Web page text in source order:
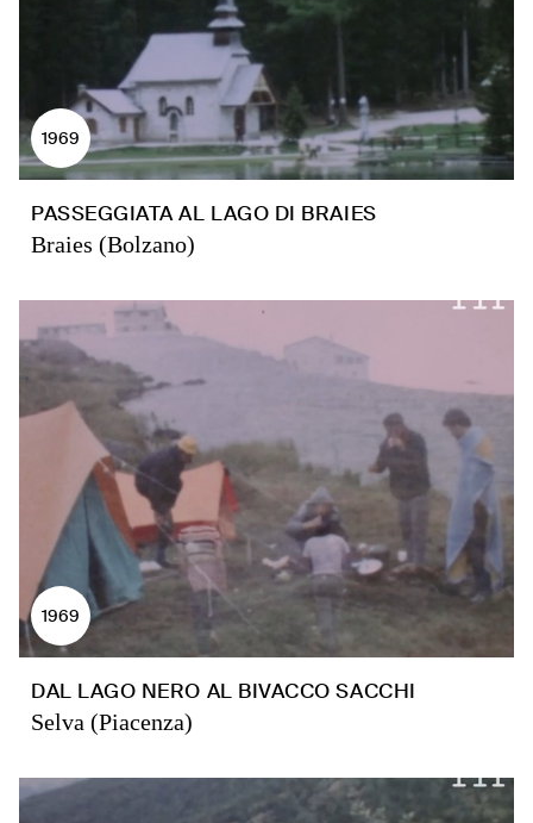
1969
PASSEGGIATA AL LAGO DI BRAIES
Braies (Bolzano)
1969
DAL LAGO NERO AL BIVACCO SACCHI
Selva (Piacenza)